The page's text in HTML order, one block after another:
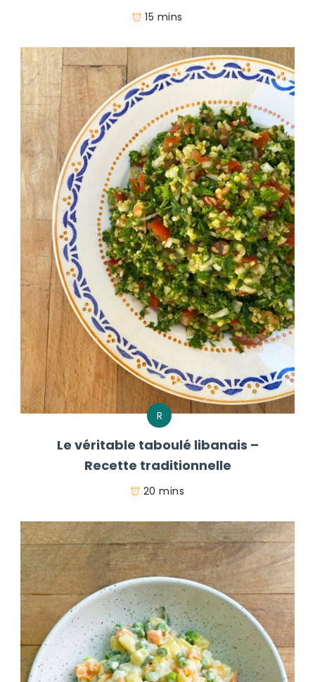
15 mins
R
Le véritable taboulé libanais –
Recette traditionnelle
20 mins